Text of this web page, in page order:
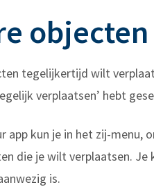
tegelijkertijd wilt
verplaatsen’ hebt
app kun je in het zij-menu,
die je wilt verplaatsen.
is.